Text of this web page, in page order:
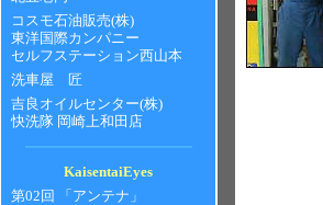
コスモ石油販売(株)
東洋国際カンパニー
セルフステーション西山本
洗車屋 匠
吉良オイルセンター(株)
快洗隊 岡崎上和田店
KaisentaiEyes
第02回 「アンテナ」